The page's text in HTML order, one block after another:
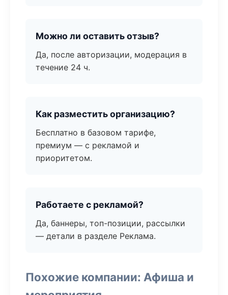
Можно ли оставить отзыв?
Да, после авторизации, модерация в
течение 24 ч.
Как разместить организацию?
Бесплатно в базовом тарифе,
премиум — с рекламой и
приоритетом.
Работаете с рекламой?
Да, баннеры, топ-позиции, рассылки
— детали в разделе Реклама.
Похожие компании: Афиша и